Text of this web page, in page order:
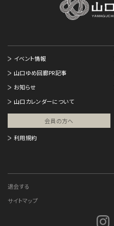
イベント情報
山口ゆめ回廊PR記事
お知らせ
山口カレンダーについて
会員の方へ
利用規約
退会する
サイトマップ